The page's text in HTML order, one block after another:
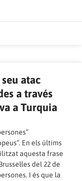
atac
a través
a Turquia
En els últims
aquesta frase
del 22 de
I és que la